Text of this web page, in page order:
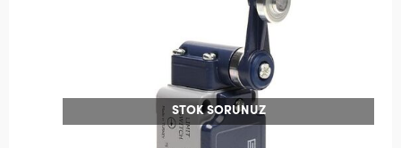
STOK SORUNUZ